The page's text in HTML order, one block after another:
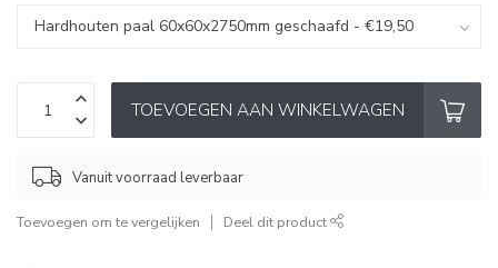
TOEVOEGEN AAN WINKELWAGEN
Vanuit voorraad leverbaar
Toevoegen om te vergelijken Deel dit product